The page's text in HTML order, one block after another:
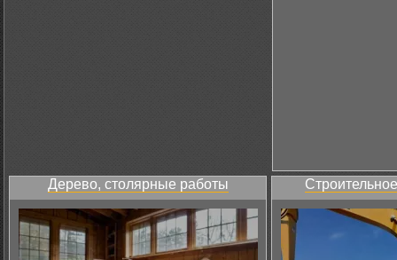
Дерево, столярные работы